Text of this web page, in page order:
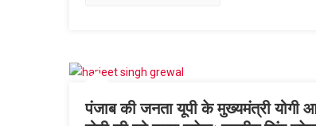
पंजाब की जनता यूपी के मुख्यमंत्री योगी